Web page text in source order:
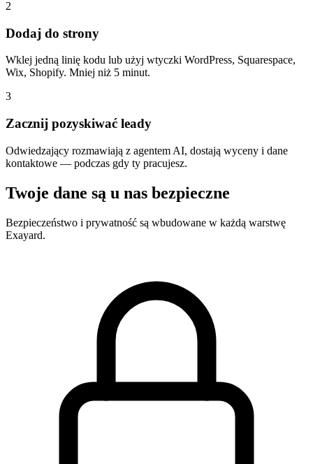
2
Dodaj do strony
Wklej jedną linię kodu lub użyj wtyczki WordPress, Squarespace,
Wix, Shopify. Mniej niż 5 minut.
3
Zacznij pozyskiwać leady
Odwiedzający rozmawiają z agentem AI, dostają wyceny i dane
kontaktowe — podczas gdy ty pracujesz.
Twoje dane są u nas bezpieczne
Bezpieczeństwo i prywatność są wbudowane w każdą warstwę
Exayard.